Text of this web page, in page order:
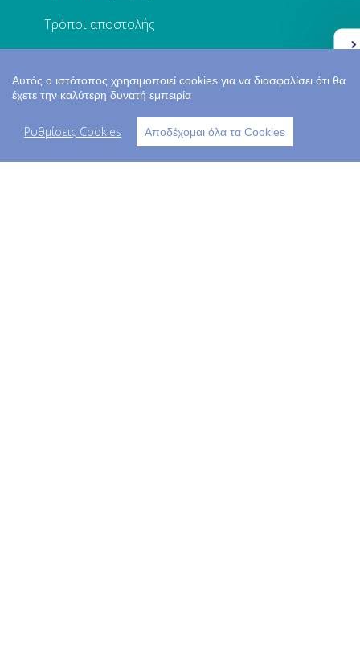
Τρόποι αποστολής
Επικοινωνία
Ο ΛΟΓΑΡΙΑΣΜΟΣ ΜΟΥ
Αυτός ο ιστότοπος χρησιμοποιεί cookies για να διασφαλίσει ότι θα
έχετε την καλύτερη δυνατή εμπειρία
Ρυθμίσεις Cookies Αποδέχομαι όλα τα Cookies